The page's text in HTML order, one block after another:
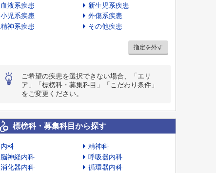
血液系疾患
新生児系疾患
小児系疾患
外傷系疾患
精神系疾患
その他疾患
指定を外す
ご希望の疾患を選択できない場合、「エリ
ア」「標榜科・募集科目」「こだわり条件」
をご変更ください。
標榜科・募集科目から探す
内科
精神科
脳神経内科
呼吸器内科
消化器内科
循環器内科